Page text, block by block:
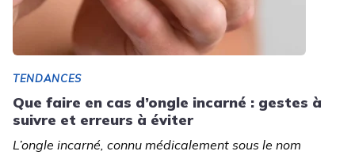
TENDANCES
Que faire en cas d’ongle incarné : gestes à
suivre et erreurs à éviter
L’ongle incarné, connu médicalement sous le nom